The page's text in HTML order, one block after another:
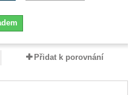
Přidat k porovnání